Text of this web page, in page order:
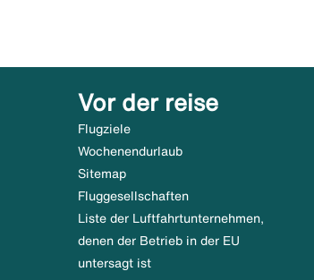
Vor der reise
Flugziele
Wochenendurlaub
Sitemap
Fluggesellschaften
Liste der Luftfahrtunternehmen,
denen der Betrieb in der EU
untersagt ist